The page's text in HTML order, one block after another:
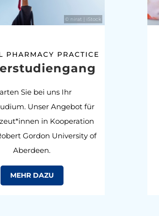
PHARMACY PRACTICE
Sie bei uns Ihr
Unser Angebot für
in Kooperation
Gordon University of
Aberdeen.
MEHR DAZU
© nirat | iStock